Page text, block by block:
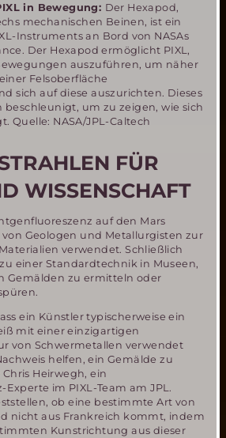
in Bewegung: Der Hexapod,
mechanischen Beinen, ist ein
Instruments an Bord von NASAs
Der Hexapod ermöglicht PIXL,
auszuführen, um näher
Felsoberfläche
sich auf diese auszurichten. Dieses
beschleunigt, um zu zeigen, wie sich
Quelle: NASA/JPL-Caltech
FÜR
WISSENSCHAFT
auf den Mars
Geologen und Metallurgisten zur
verwendet. Schließlich
einer Standardtechnik in Museen,
Gemälden zu ermitteln oder
ein Künstler typischerweise ein
mit einer einzigartigen
von Schwermetallen verwendet
helfen, ein Gemälde zu
Heirwegh, ein
im PIXL-Team am JPL.
ob eine bestimmte Art von
nicht aus Frankreich kommt, indem
Kunstrichtung aus dieser